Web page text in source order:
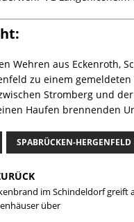
Wehren aus Eckenroth,
zu einem
Stromberg und
Haufen brennenden
SPABRÜCKEN-HERGENFELD
im Schindeldorf greift
über